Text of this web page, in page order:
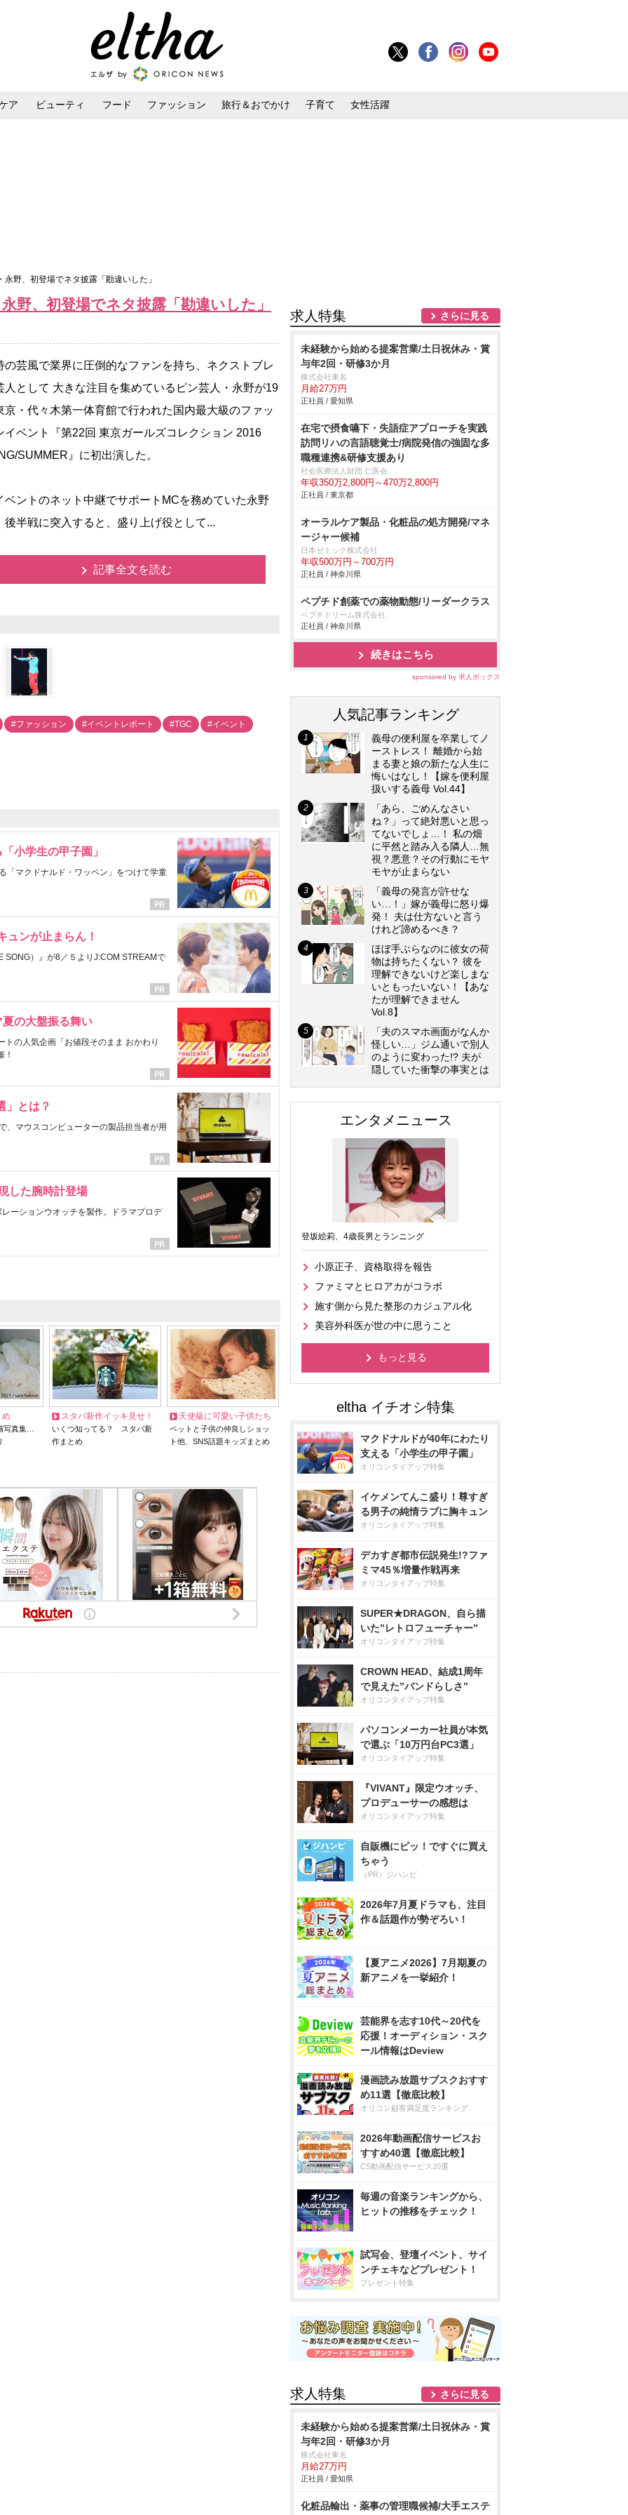
ア ビューティ フード ファッション 旅行＆おでかけ 子育て 女性活躍
野、初登場でネタ披露「勘違いした」
野、初登場でネタ披露「勘違いした」
芸風で業界に圧倒的なファンを持ち、ネクストブレ
人として 大きな注目を集めているピン芸人・永野が19
京・代々木第一体育館で行われた国内最大級のファッ
イベント『第22回 東京ガールズコレクション 2016
SUMMER』に初出演した。
ントのネット中継でサポートMCを務めていた永野
後半戦に突入すると、盛り上げ役として...
記事全文を読む
#ファッション #イベントレポート #TGC #イベント
小学生の甲子園」
「マクドナルド・ワッペン」をつけて学童
ュンが止まらん！
SONG）』が8／５よりJ:COM STREAMで
の大盤振る舞い
の人気企画「お値段そのまま おかわり
！
」とは？
、マウスコンピューターの製品担当者が用
した腕時計登場
ーションウオッチを製作。ドラマプロデ
め
写真集…
スタバ新作イッキ見せ！
いくつ知ってる？ スタバ新
作まとめ
天使級に可愛い子供たち
ペットと子供の仲良しショッ
ト他、SNS話題キッズまとめ
求人特集 さらに見る
未経験から始める提案営業/土日祝休み・賞
与年2回・研修3か月
株式会社東名
月給27万円
正社員 / 愛知県
在宅で摂食嚥下・失語症アプローチを実践
訪問リハの言語聴覚士/病院発信の強固な多
職種連携&研修支援あり
社会医療法人財団 仁医会
年収350万2,800円～470万2,800円
正社員 / 東京都
オーラルケア製品・化粧品の処方開発/マネ
ージャー候補
日本ゼトック株式会社
年収500万円～700万円
正社員 / 神奈川県
ペプチド創薬での薬物動態/リーダークラス
ペプチドリーム株式会社
正社員 / 神奈川県
続きはこちら
sponsored by 求人ボックス
人気記事ランキング
義母の便利屋を卒業してノ
ーストレス！ 離婚から始
まる妻と娘の新たな人生に
悔いはなし！【嫁を便利屋
扱いする義母 Vol.44】
「あら、ごめんなさい
ね？」って絶対悪いと思っ
てないでしょ…！ 私の畑
に平然と踏み入る隣人…無
視？悪意？その行動にモヤ
モヤが止まらない
「義母の発言が許せな
い…！」嫁が義母に怒り爆
発！ 夫は仕方ないと言う
けれど諦めるべき？
ほぼ手ぶらなのに彼女の荷
物は持ちたくない？ 彼を
理解できないけど楽しまな
いともったいない！【あな
たが理解できません
Vol.8】
「夫のスマホ画面がなんか
怪しい…」ジム通いで別人
のように変わった!? 夫が
隠していた衝撃の事実とは
エンタメニュース
登坂絵莉、4歳長男とランニング
小原正子、資格取得を報告
ファミマとヒロアカがコラボ
施す側から見た整形のカジュアル化
美容外科医が世の中に思うこと
もっと見る
マクドナルドが40年にわたり
支える「小学生の甲子園」
オリコンタイアップ特集
イケメンてんこ盛り！尊すぎ
る男子の純情ラブに胸キュン
オリコンタイアップ特集
デカすぎ都市伝説発生!?ファ
ミマ45％増量作戦再来
オリコンタイアップ特集
SUPER★DRAGON、自ら描
いた”レトロフューチャー”
オリコンタイアップ特集
CROWN HEAD、結成1周年
で見えた”バンドらしさ”
オリコンタイアップ特集
パソコンメーカー社員が本気
で選ぶ「10万円台PC3選」
オリコンタイアップ特集
『VIVANT』限定ウオッチ、
プロデューサーの感想は
オリコンタイアップ特集
自販機にピッ！ですぐに買え
ちゃう
（PR）ジハンピ
2026年7月夏ドラマも、注目
作＆話題作が勢ぞろい！
【夏アニメ2026】7月期夏の
新アニメを一挙紹介！
芸能界を志す10代～20代を
応援！オーディション・スク
ール情報はDeview
漫画読み放題サブスクおすす
め11選【徹底比較】
オリコン顧客満足度ランキング
2026年動画配信サービスお
すすめ40選【徹底比較】
CS動画配信サービス20選
毎週の音楽ランキングから、
ヒットの推移をチェック！
試写会、登壇イベント、サイ
ンチェキなどプレゼント！
プレゼント特集
求人特集 さらに見る
未経験から始める提案営業/土日祝休み・賞
与年2回・研修3か月
株式会社東名
月給27万円
正社員 / 愛知県
化粧品輸出・薬事の管理職候補/大手エステ